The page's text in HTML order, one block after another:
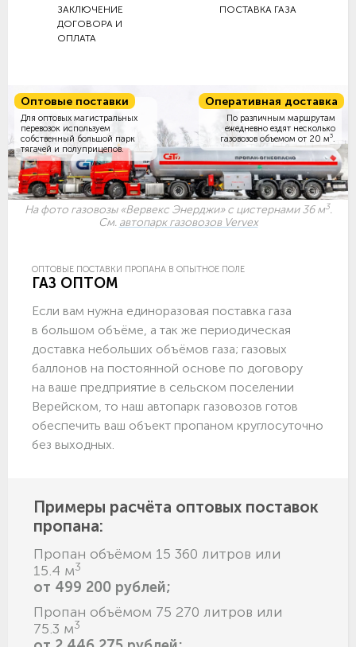
ЗАКЛЮЧЕНИЕ
ДОГОВОРА И
ОПЛАТА
ПОСТАВКА ГАЗА
Оптовые поставки
Для оптовых магистральных
перевозок используем
собственный большой парк
тягачей и полуприцепов.
Оперативная доставка
По различным маршрутам
ежедневно ездят несколько
газовозов объемом от 20 м3
На фото газовозы «Вервекс Энерджи» с цистернами 36 м3.
См. автопарк газовозов Vervex
ОПТОВЫЕ ПОСТАВКИ ПРОПАНА В ОПЫТНОЕ ПОЛЕ
ГАЗ ОПТОМ
Если вам нужна единоразовая поставка газа
в большом объёме, а так же периодическая
доставка небольших объёмов газа; газовых
баллонов на постоянной основе по договору
на ваше предприятие в сельском поселении
Верейском, то наш автопарк газовозов готов
обеспечить ваш объект пропаном круглосуточно
без выходных.
Примеры расчёта оптовых поставок
пропана:
Пропан объёмом 15 360 литров или
15.4 м3
от 499 200 рублей;
Пропан объёмом 75 270 литров или
75.3 м3